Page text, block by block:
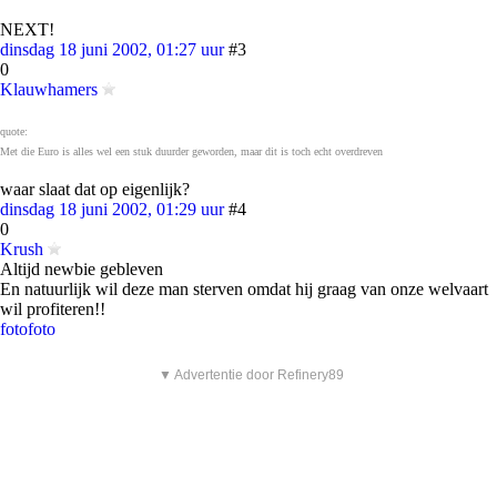
NEXT!
dinsdag 18 juni 2002, 01:27 uur #3
0
Klauwhamers
quote:
Met die Euro is alles wel een stuk duurder geworden, maar dit is toch echt overdreven
waar slaat dat op eigenlijk?
dinsdag 18 juni 2002, 01:29 uur #4
0
Krush
Altijd newbie gebleven
En natuurlijk wil deze man sterven omdat hij graag van onze welvaart
wil profiteren!!
fotofoto
▼ Advertentie door Refinery89